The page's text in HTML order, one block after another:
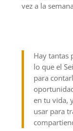
vez a la
Hay tantas
lo que el
para
en tu vida,
usar para